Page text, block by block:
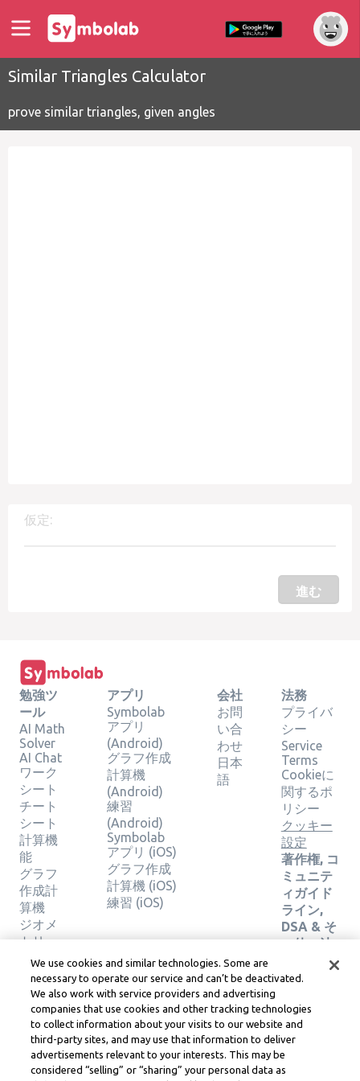
Similar Triangles Calculator
prove similar triangles, given angles
仮定:
進む
勉強ツ
ール
AI Math
Solver
AI Chat
ワーク
シート
チート
シート
計算機
能
グラフ
作成計
算機
ジオメ
トリー
カルキ
ュレー
ター
ソリュ
ーショ
ンの検
証
アプリ
Symbolab
アプリ
(Android)
グラフ作成
計算機
(Android)
練習
(Android)
Symbolab
アプリ (iOS)
グラフ作成
計算機 (iOS)
練習 (iOS)
会社
お問
い合
わせ
日本
語
法務
プライバ
シー
Service
Terms
Cookieに
関するポ
リシー
クッキー
設定
著作権, コ
ミュニテ
ィガイド
ライン,
DSA & そ
の他の法
務リソー
ス
務センタ
ー
Learneo
サービス
規約
We use cookies and similar technologies. Some are
necessary to operate our service and can’t be deactivated.
We also work with service providers and advertising
companies that use cookies and other tracking technologies
to collect information about your visits to our website and
third-party sites, and may use that information to deliver
advertisements relevant to your interests. This may be
considered “selling” or “sharing” your personal data as